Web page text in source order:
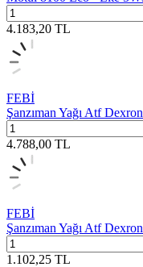
4.183,20 TL
FEBİ
Şanzıman Yağı Atf
4.788,00 TL
FEBİ
Şanzıman Yağı Atf
1.102,25 TL